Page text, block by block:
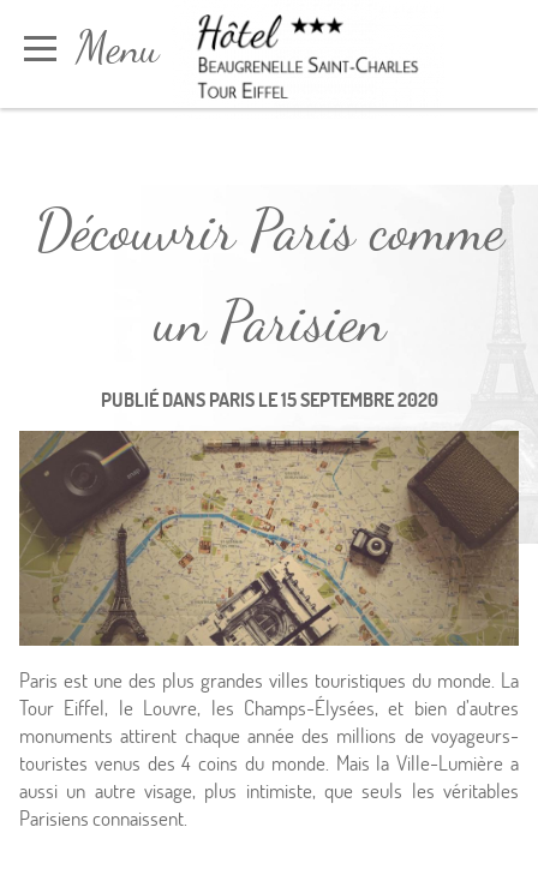
Menu
Réserver
Découvrir Paris comme
un Parisien
PUBLIÉ DANSPARISLE15 SEPTEMBRE 2020
Paris est une des plus grandes villes touristiques du monde. La
Tour Eiffel, le Louvre, les Champs-Élysées, et bien d’autres
monuments attirent chaque année des millions de voyageurs-
touristes venus des 4 coins du monde. Mais la Ville-Lumière a
aussi un autre visage, plus intimiste, que seuls les véritables
Parisiens connaissent.
Panneau de gestion des cookies